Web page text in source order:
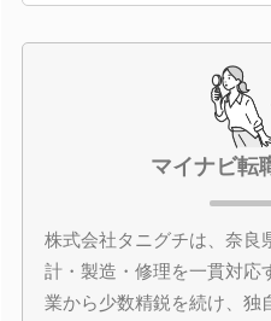
マイナビ転
株式会社タニグチは、奈良
計・製造・修理を一貫対応
業から少数精鋭を続け、独